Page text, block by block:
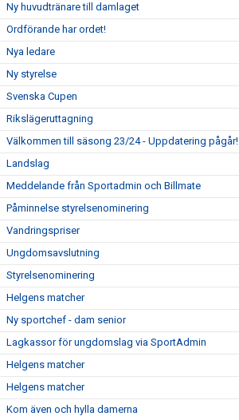
Ny huvudtränare till damlaget
Ordförande har ordet!
Nya ledare
Ny styrelse
Svenska Cupen
Rikslägeruttagning
Välkommen till säsong 23/24 - Uppdatering pågår!
Landslag
Meddelande från Sportadmin och Billmate
Påminnelse styrelsenominering
Vandringspriser
Ungdomsavslutning
Styrelsenominering
Helgens matcher
Ny sportchef - dam senior
Lagkassor för ungdomslag via SportAdmin
Helgens matcher
Helgens matcher
Kom även och hylla damerna